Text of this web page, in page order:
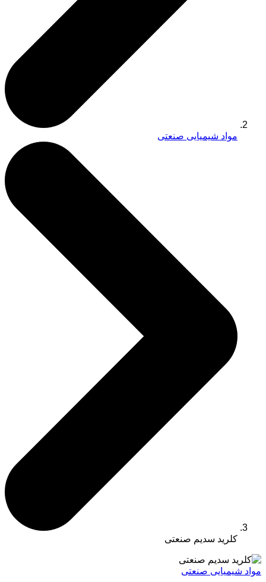
مواد شیمیایی صنعتی
کلرید سدیم صنعتی
مواد شیمیایی صنعتی